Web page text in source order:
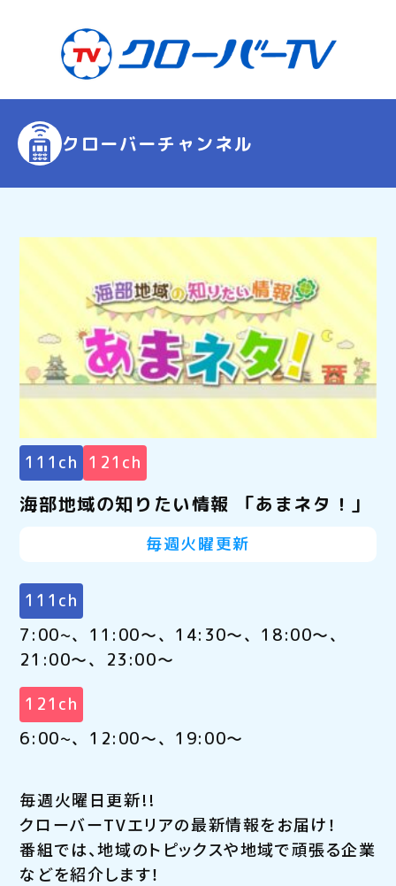
クローバーチャンネル
111ch 121ch
海部地域の知りたい情報 「あまネタ！」
毎週火曜更新
111ch
7:00~、11:00～、14:30～、18:00～、
21:00～、23:00～
121ch
6:00~、12:00～、19:00～
毎週火曜日更新!!
クローバーTVエリアの最新情報をお届け！
番組では、地域のトピックスや地域で頑張る企業
などを紹介します！